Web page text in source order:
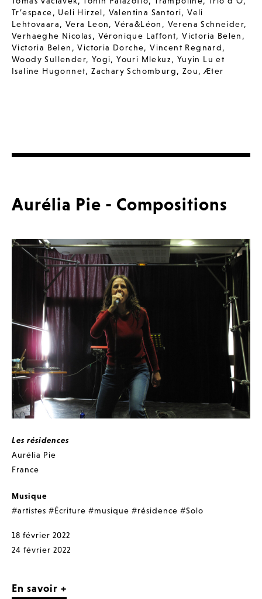
Tr’espace, Ueli Hirzel, Valentina Santori,Veli
Lehtovaara, Vera Leon,Véra&Léon , Verena Schneider,
Verhaeghe Nicolas, Véronique Laffont,Victoria Belen ,
Victoria Belen ,Victoria Dorche,Vincent Regnard,
Woody Sullender, Yogi,Youri Mlekuz, Yuyin Lu et
Isaline Hugonnet,Zachary Schomburg, Zou, Æter
Aurélia Pie - Compositions
Les résidences
Aurélia Pie
France
Musique
#artistes #Écriture #musique #résidence #Solo
18 février 2022
24 février 2022
En savoir +